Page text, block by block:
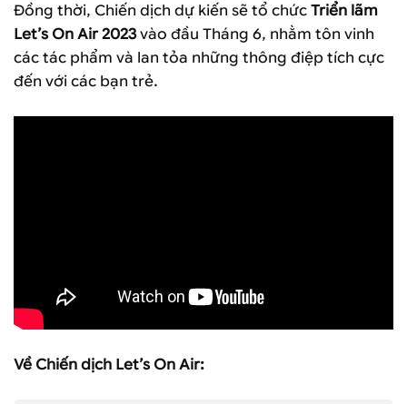
Đồng thời, Chiến dịch dự kiến sẽ tổ chức Triển lãm
Let’s On Air 2023vào đầu Tháng 6, nhằm tôn vinh
các tác phẩm và lan tỏa những thông điệp tích cực
đến với các bạn trẻ.
Về Chiến dịch Let’s On Air: